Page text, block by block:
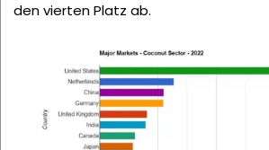
den vierten Platz ab.